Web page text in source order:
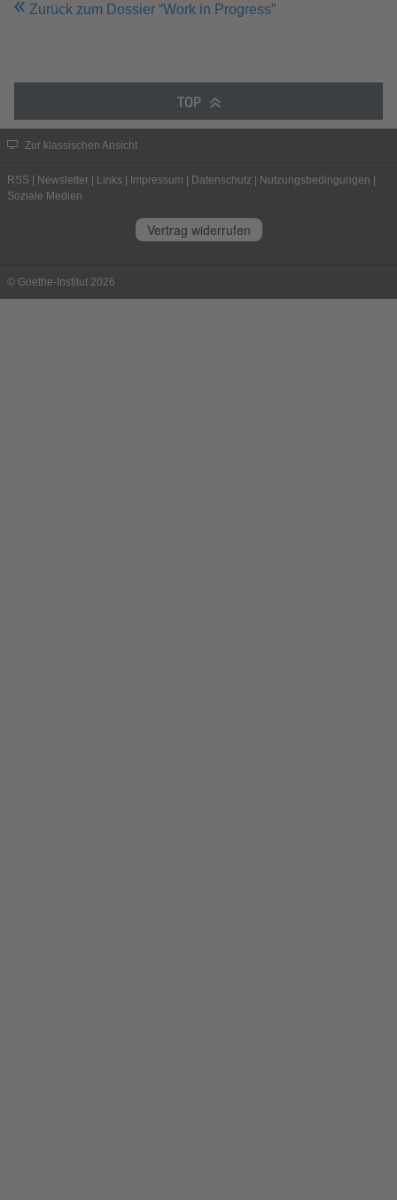
Zurück zum Dossier “Work in Progress”
TOP
Zur klassischen Ansicht
RSS Newsletter Links Impressum Datenschutz Nutzungsbedingungen
Soziale Medien
Vertrag widerrufen
© Goethe-Institut 2026